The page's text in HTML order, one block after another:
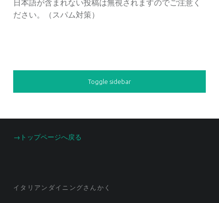
日本語が含まれない投稿は無視されますのでご注意く
ださい。（スパム対策）
SIDEBAR
Toggle sidebar
FOOTER SIDEBAR
→トップページへ戻る
イタリアンダイニングさんかく